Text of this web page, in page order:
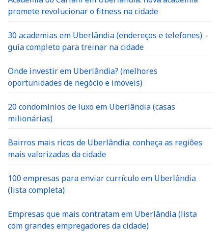
promete revolucionar o fitness na cidade
30 academias em Uberlândia (endereços e telefones) –
guia completo para treinar na cidade
Onde investir em Uberlândia? (melhores
oportunidades de negócio e imóveis)
20 condomínios de luxo em Uberlândia (casas
milionárias)
Bairros mais ricos de Uberlândia: conheça as regiões
mais valorizadas da cidade
100 empresas para enviar currículo em Uberlândia
(lista completa)
Empresas que mais contratam em Uberlândia (lista
com grandes empregadores da cidade)